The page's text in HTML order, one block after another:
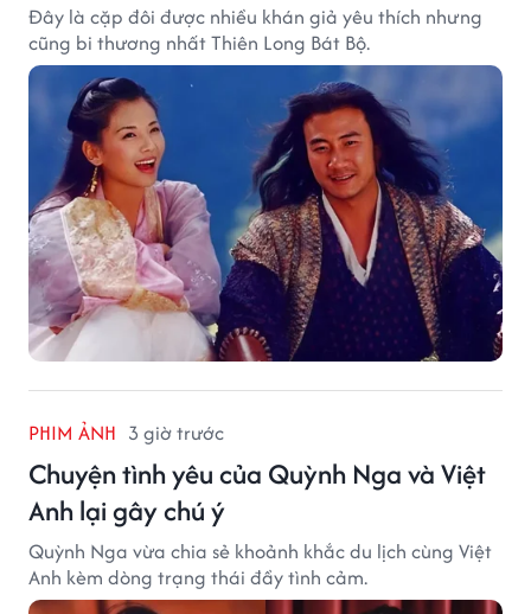
Đây là cặp đôi được nhiều khán giả yêu thích nhưng
cũng bi thương nhất Thiên Long Bát Bộ.
PHIM ẢNH 3 giờ trước
Chuyện tình yêu của Quỳnh Nga và Việt
Anh lại gây chú ý
Quỳnh Nga vừa chia sẻ khoảnh khắc du lịch cùng Việt
Anh kèm dòng trạng thái đầy tình cảm.